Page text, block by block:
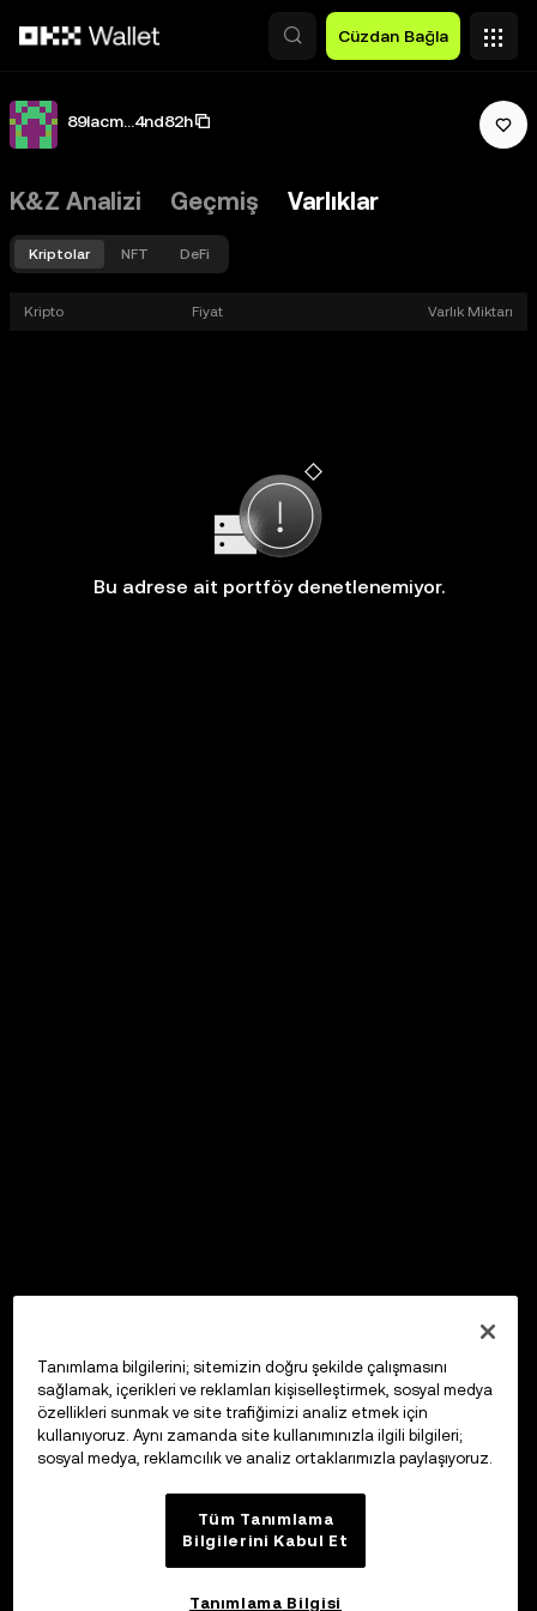
Cüzdan Bağla
89lacm...4nd82h
K&Z Analizi Geçmiş Varlıklar
Kriptolar NFT DeFi
Kripto Fiyat Varlık Miktarı
Bu adrese ait portföy denetlenemiyor.
Tanımlama bilgilerini; sitemizin doğru şekilde çalışmasını
sağlamak, içerikleri ve reklamları kişiselleştirmek, sosyal medya
özellikleri sunmak ve site trafiğimizi analiz etmek için
kullanıyoruz. Aynı zamanda site kullanımınızla ilgili bilgileri;
sosyal medya, reklamcılık ve analiz ortaklarımızla paylaşıyoruz.
Tüm Tanımlama
Bilgilerini Kabul Et
Tanımlama Bilgisi